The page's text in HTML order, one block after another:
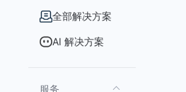
全部解决方案
AI 解决方案
服务